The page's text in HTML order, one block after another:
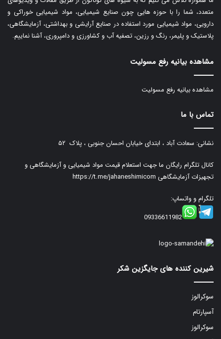
متعدد، شما را با حوزه هایی چون صنایع شیمیایی، مواد شیمیایی خوراکی و
دارویی، مواد شیمیایی مورد استفاده در صنایع آرایشی و بهداشتی، آزمایشگاهی،
پلاستیک و پلیمر، رنگ و رزین، تصفیه آب و کشاورزی و دامپروری، آشنا نماییم.
مشاهده بیانیه رفع مسولیت
مشاهده بیانیه رفع مسولیت
تماس با ما
نشانی: سعادت آباد ، ابتدای خیابان احسان جنوبی ، پلاک ۵۲
کانال تلگرام رایگان ما جهت استعلام قیمت مواد شیمیایی و آزمایشگاهی و
تجهیزات آزمایشگاهی https://t.me/jahaneshimicom
تلگرام و واتساپ:
09336611982
شیرین کننده های جایگزین شکر
سوکرالوز
آسپارتام
سوکرالوز